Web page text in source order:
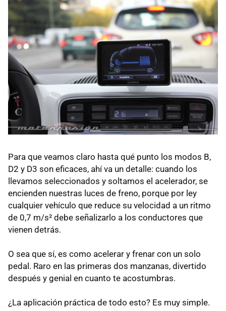
Para que veamos claro hasta qué punto los modos B,
D2 y D3 son eficaces, ahí va un detalle: cuando los
llevamos seleccionados y soltamos el acelerador, se
encienden nuestras luces de freno, porque por ley
cualquier vehículo que reduce su velocidad a un ritmo
de 0,7 m/s² debe señalizarlo a los conductores que
vienen detrás.
O sea que sí, es como acelerar y frenar con un solo
pedal. Raro en las primeras dos manzanas, divertido
después y genial en cuanto te acostumbras.
¿La aplicación práctica de todo esto? Es muy simple.